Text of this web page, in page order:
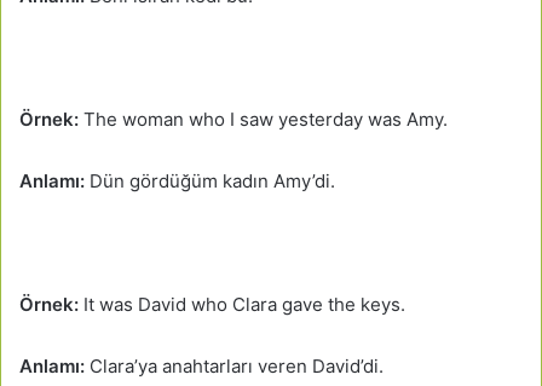
Örnek: The woman who I saw yesterday was Amy.
Anlamı: Dün gördüğüm kadın Amy’di.
Örnek: It was David who Clara gave the keys.
Anlamı: Clara’ya anahtarları veren David’di.